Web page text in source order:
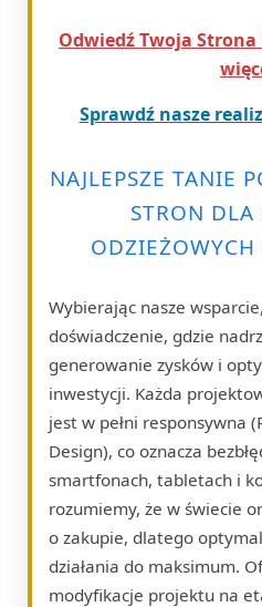
Odwiedź Twoja
Sprawdź nasze
NAJLEPSZE TANIE
STRON DLA
Wybierając nasze
doświadczenie, gdzie
generowanie zysków i
inwestycji. Każda
jest w pełni responsywna
Design), co oznacza
smartfonach, tabletach i
rozumiemy, że w świecie
o zakupie, dlatego
działania do maksimum.
modyfikacje projektu na